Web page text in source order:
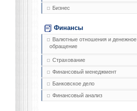
Бизнес
Финансы
Валютные отношения и денежное
обращение
Страхование
Финансовый менеджмент
Банковское дело
Финансовый анализ